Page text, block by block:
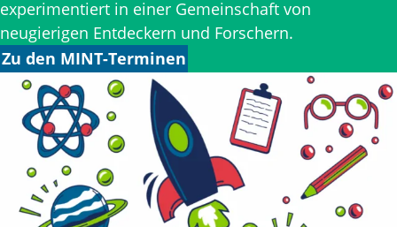
experimentiert in einer Gemeinschaft von
neugierigen Entdeckern und Forschern.
Zu den MINT-Terminen